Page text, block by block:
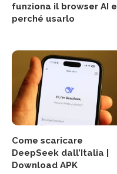
funziona il browser AI e
perché usarlo
Come scaricare
DeepSeek dall’Italia |
Download APK